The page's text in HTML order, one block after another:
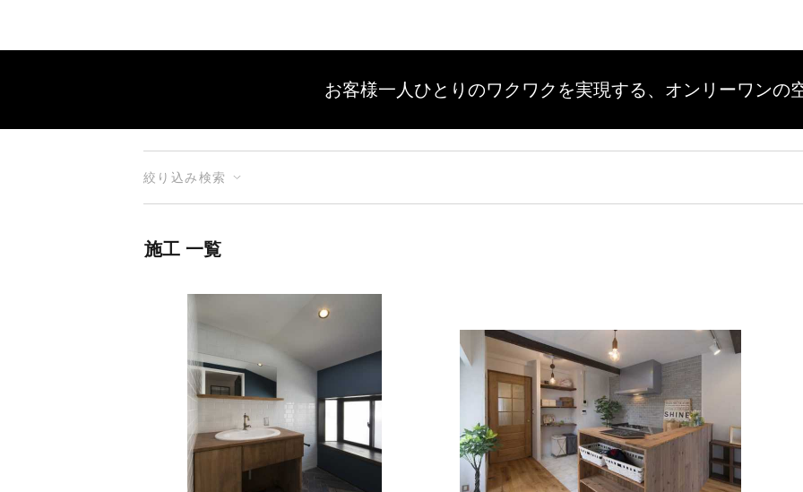
お客様一人ひとりのワクワクを実現する、 オンリーワンの
絞り込み検索
施工 一覧